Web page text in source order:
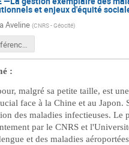
et enjeux d'équité
Aveline (CNRS - Géocité)
Aveline conférence SPACE.docx
:
malgré sa petite taille, est
face à la Chine et au
des maladies infectieuses. Le
par le CNRS et
et des maladies